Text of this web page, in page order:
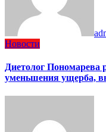
Новости
Диетолог Пономарева
уменьшения ущерба,